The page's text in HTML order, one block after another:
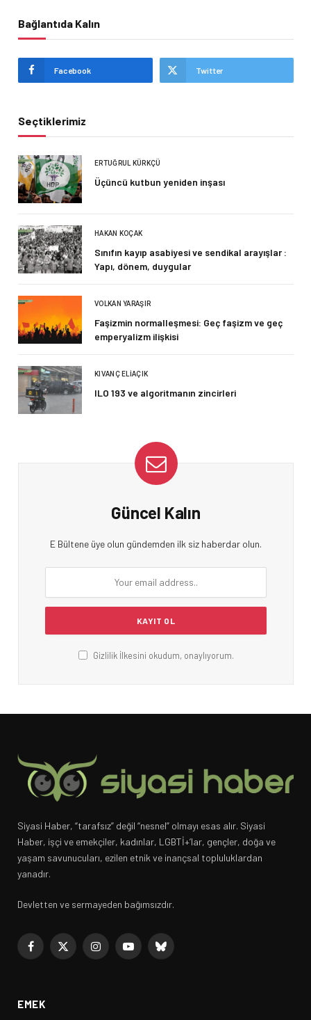
Bağlantıda Kalın
Facebook Twitter
Seçtiklerimiz
ERTUĞRUL KÜRKÇÜ
Üçüncü kutbun yeniden inşası
HAKAN KOÇAK
Sınıfın kayıp asabiyesi ve sendikal arayışlar :
Yapı, dönem, duygular
VOLKAN YARAŞIR
Faşizmin normalleşmesi: Geç faşizm ve geç
emperyalizm ilişkisi
KIVANÇ ELIAÇIK
ILO 193 ve algoritmanın zincirleri
Güncel Kalın
E Bültene üye olun gündemden ilk siz haberdar olun.
Gizlilik İlkesini okudum, onaylıyorum.
Siyasi Haber, “tarafsız” değil “nesnel” olmayı esas alır. Siyasi
Haber, işçi ve emekçiler, kadınlar, LGBTİ+’lar, gençler, doğa ve
yaşam savunucuları, ezilen etnik ve inançsal topluluklardan
yanadır.
Devletten ve sermayeden bağımsızdır.
Facebook
X
InstagramYouTubeBluesky
EMEK